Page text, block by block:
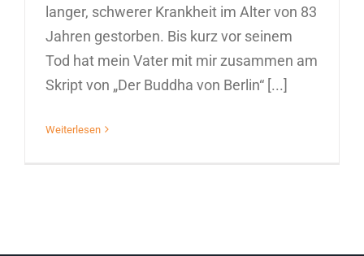
langer, schwerer Krankheit im Alter von 83
Jahren gestorben. Bis kurz vor seinem
Tod hat mein Vater mit mir zusammen am
Skript von „Der Buddha von Berlin“ [...]
Weiterlesen